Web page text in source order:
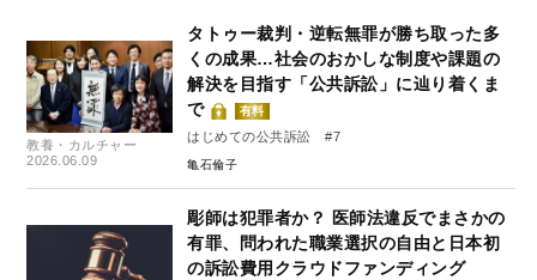
教養・カルチャー
2026.06.09
タトゥー裁判・逆転無罪が勝ち取った多
くの成果…社会のおかしな制度や課題の
解決を目指す「公共訴訟」に辿り着くま
で
有料
はじめての公共訴訟 #7
亀石倫子
彫師は犯罪者か？ 医師法違反でまさかの
有罪、問われた職業選択の自由と日本初
の訴訟費用クラウドファンディング